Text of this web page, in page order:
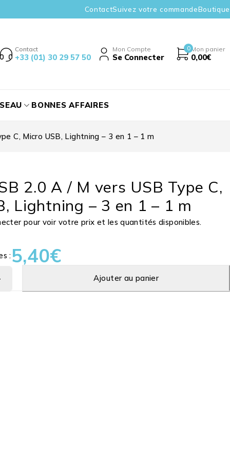
ContactSuivez votre commandeBoutique
Contact
+33 (01) 30 29 57 50
Mon Compte
Se Connecter
0 Mon panier
0,00€
BONNES AFFAIRES
C, Micro USB, Lightning – 3 en 1 – 1 m
2.0 A / M vers USB Type C,
Lightning – 3 en 1 – 1 m
pour voir votre prix et les quantités disponibles.
:5,40€
Ajouter au panier